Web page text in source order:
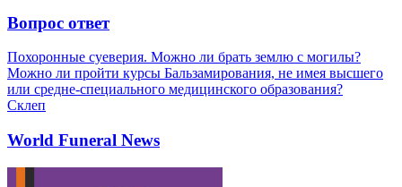
Вопрос ответ
Похоронные суеверия. Можно ли брать землю с могилы?
Можно ли пройти курсы Бальзамирования, не имея высшего
или средне-специального медицинского образования?
Склеп
World Funeral News